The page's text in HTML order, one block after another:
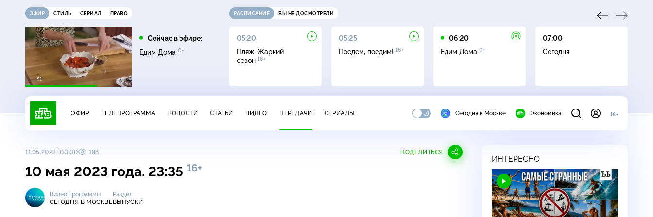
ЭФИР СТИЛЬ СЕРИАЛ ПРАВО
Сейчас в эфире:
Едим Дома 0+
РАСПИСАНИЕ ВЫ НЕ ДОСМОТРЕЛИ
01:25
Пляж. Жаркий
сезон
16+
05:00
Сегодня
05:20
Пляж. Жаркий
сезон 16+
05:25
Поедем, поедим! 16+
06:20
Едим Дома 0+
07:00
Сегодня
ЭФИР ТЕЛЕПРОГРАММА НОВОСТИ СТАТЬИ ВИДЕО ПЕРЕДАЧИ СЕРИАЛЫ Сегодня в Москве Экономика 18+
11.05.2023, 00:00 186 ПОДЕЛИТЬСЯ
10 мая 2023 года. 23:35 16+
Видео программы
СЕГОДНЯ В МОСКВЕ
Раздел
ВЫПУСКИ
ИНТЕРЕСНО